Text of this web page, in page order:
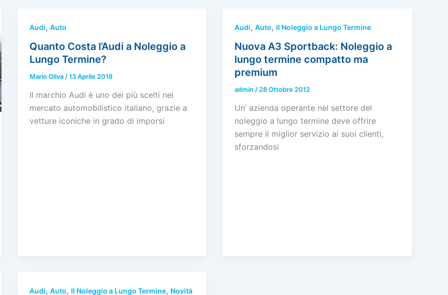
Audi, Auto
Quanto Costa l’Audi a Noleggio a
Lungo Termine?
Mario Oliva /13 Aprile 2018
Il marchio Audi è uno dei più scelti nel
mercato automobilistico italiano, grazie a
vetture iconiche in grado di imporsi
Audi,Auto, Il Noleggio a Lungo Termine
Nuova A3 Sportback: Noleggio a
lungo termine compatto ma
premium
admin / 28 Ottobre 2012
Un’ azienda operante nel settore del
noleggio a lungo termine deve offrire
sempre il miglior servizio ai suoi clienti,
sforzandosi
Audi, Auto, Il Noleggio a Lungo Termine, Novità